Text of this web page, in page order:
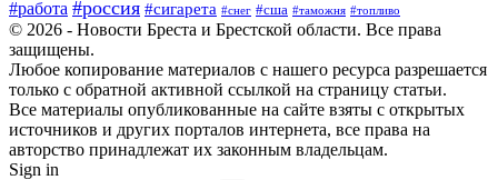
#работа #россия #сигарета #снег #сша #таможня #топливо
© 2026 - Новости Бреста и Брестской области. Все права
защищены.
Любое копирование материалов с нашего ресурса разрешается
только с обратной активной ссылкой на страницу статьи.
Все материалы опубликованные на сайте взяты с открытых
источников и других порталов интернета, все права на
авторство принадлежат их законным владельцам.
Sign in